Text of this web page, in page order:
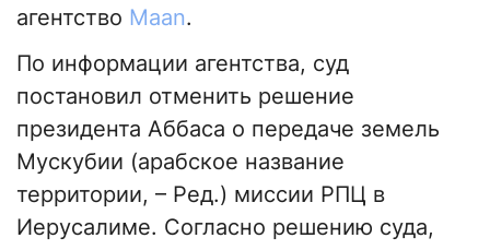
агентство Maan.
По информации агентства, суд
постановил отменить решение
президента Аббаса о передаче земель
Мускубии (арабское название
территории, – Ред.) миссии РПЦ в
Иерусалиме. Согласно решению суда,